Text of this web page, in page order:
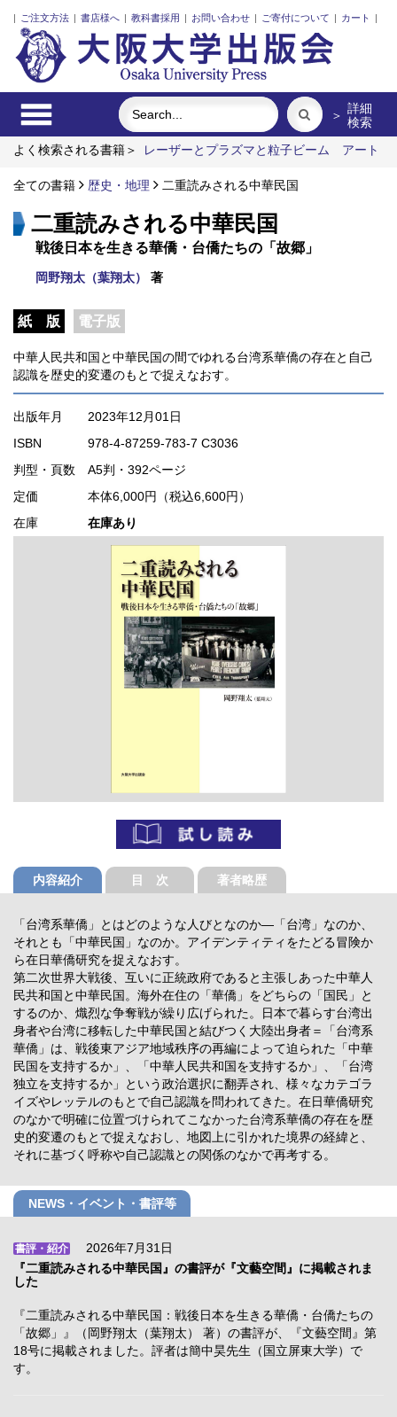
| ご注文方法 | 書店様へ | 教科書採用 | お問い合わせ | ご寄付について | カート |
＞ 詳細
検索
よく検索される書籍＞
レーザーとプラズマと粒子ビーム
アート
究
心と身体のあいだ
固体高分子形燃料電池要素材料・水素貯
全ての書籍 歴史・地理 二重読みされる中華民国
二重読みされる中華民国
戦後日本を生きる華僑・台僑たちの「故郷」
岡野翔太（葉翔太） 著
紙 版 電子版
中華人民共和国と中華民国の間でゆれる台湾系華僑の存在と自己
認識を歴史的変遷のもとで捉えなおす。
出版年月
2023年12月01日
ISBN
978-4-87259-783-7 C3036
判型・頁数 A5判・392ページ
定価
本体6,000円（税込6,600円）
在庫
在庫あり
内容紹介 目 次 著者略歴
「台湾系華僑」とはどのような人びとなのか―「台湾」なのか、
それとも「中華民国」なのか。アイデンティティをたどる冒険か
ら在日華僑研究を捉えなおす。
第二次世界大戦後、互いに正統政府であると主張しあった中華人
民共和国と中華民国。海外在住の「華僑」をどちらの「国民」と
するのか、熾烈な争奪戦が繰り広げられた。日本で暮らす台湾出
身者や台湾に移転した中華民国と結びつく大陸出身者＝「台湾系
華僑」は、戦後東アジア地域秩序の再編によって迫られた「中華
民国を支持するか」、「中華人民共和国を支持するか」、「台湾
独立を支持するか」という政治選択に翻弄され、様々なカテゴラ
イズやレッテルのもとで自己認識を問われてきた。在日華僑研究
のなかで明確に位置づけられてこなかった台湾系華僑の存在を歴
史的変遷のもとで捉えなおし、地図上に引かれた境界の経緯と、
それに基づく呼称や自己認識との関係のなかで再考する。
NEWS・イベント・書評等
書評・紹介
2026年7月31日
『二重読みされる中華民国』の書評が『文藝空間』に掲載されま
した
『二重読みされる中華民国：戦後日本を生きる華僑・台僑たちの
「故郷」』（岡野翔太（葉翔太） 著）の書評が、『文藝空間』第
18号に掲載されました。評者は簡中昊先生（国立屏東大学）で
す。